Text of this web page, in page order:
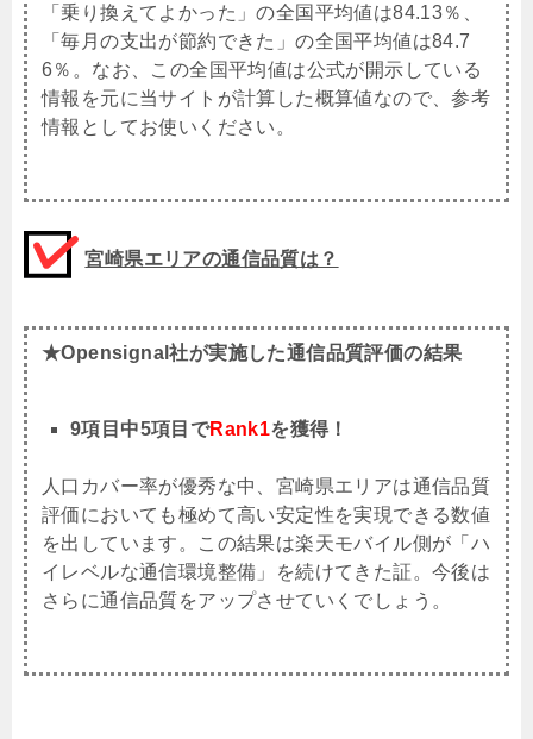
「乗り換えてよかった」の全国平均値は84.13％、
「毎月の支出が節約できた」の全国平均値は84.7
6％。なお、この全国平均値は公式が開示している
情報を元に当サイトが計算した概算値なので、参考
情報としてお使いください。
宮崎県エリアの通信品質は？
★Opensignal社が実施した通信品質評価の結果
9項目中5項目でRank1を獲得！
人口カバー率が優秀な中、宮崎県エリアは通信品質
評価においても極めて高い安定性を実現できる数値
を出しています。この結果は楽天モバイル側が「ハ
イレベルな通信環境整備」を続けてきた証。今後は
さらに通信品質をアップさせていくでしょう。